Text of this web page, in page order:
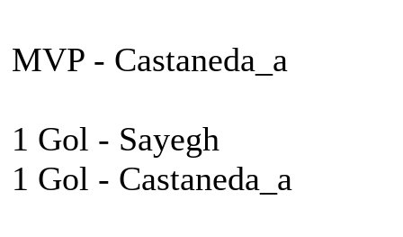
MVP - Castaneda_a
1 Gol - Sayegh
1 Gol - Castaneda_a